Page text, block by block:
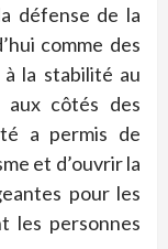
défense de la
comme des
la stabilité au
aux côtés des
a permis de
et d’ouvrir la
pour les
les personnes